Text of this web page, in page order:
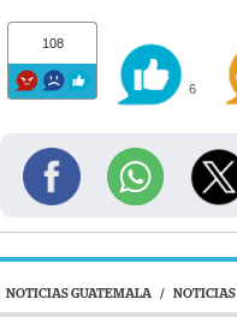
108
6
NOTICIAS GUATEMALA / NOTICIAS